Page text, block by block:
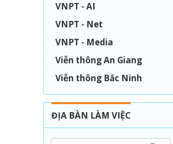
VNPT - AI
VNPT - Net
VNPT - Media
Viễn thông An Giang
Viễn thông Bắc Ninh
Viễn thông Đà Nẵng
Viễn thông Đồng Tháp
Viễn thông Hải Phòng
ĐỊA BÀN LÀM VIỆC